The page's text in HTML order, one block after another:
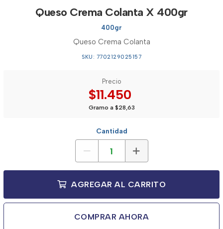
Queso Crema Colanta X 400gr
400gr
Queso Crema Colanta
SKU: 7702129025157
Precio
$11.450
Gramo a $28,63
Cantidad
AGREGAR AL CARRITO
COMPRAR AHORA